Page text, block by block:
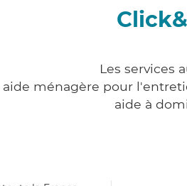
Les services
aide ménagère pour
aide à